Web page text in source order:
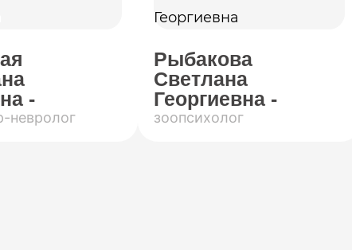
-
невролог
Рыбакова
Светлана
Георгиевна -
зоопсихолог